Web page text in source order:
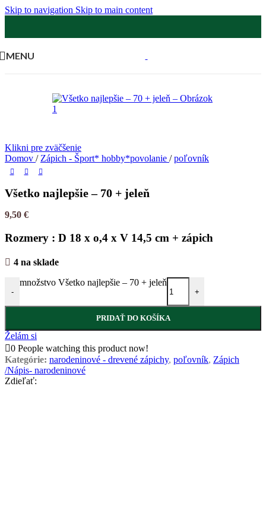
Skip to navigation Skip to main content
MENU
Klikni pre zväčšenie
Domov / Zápich - Šport* hobby*povolanie / poľovník
Všetko najlepšie – 70 + jeleň
9,50 €
Rozmery : D 18 x o,4 x V 14,5 cm + zápich
4 na sklade
-
množstvo Všetko najlepšie – 70 + jeleň
+
PRIDAŤ DO KOŠÍKA
Želám si
0 People watching this product now!
Kategórie: narodeninové - drevené zápichy, poľovník, Zápich
/Nápis- narodeninové
Zdieľať: